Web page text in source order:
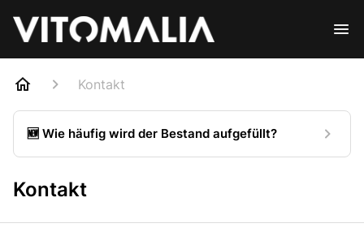
Kontakt
🆕 Wie häufig wird der Bestand aufgefüllt?
Kontakt